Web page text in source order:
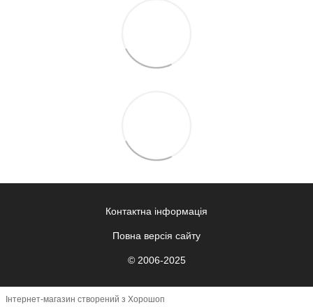
Контактна інформація
Повна версія сайту
© 2006-2025
Інтернет-магазин створений з Хорошоп